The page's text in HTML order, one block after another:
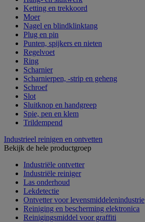
Ketting en trekkoord
Moer
Nagel en blindklinktang
Plug en pin
Punten, spijkers en nieten
Regelvoet
Ring
Scharnier
Scharnierpen, -strip en geheng
Schroef
Slot
Sluitknop en handgreep
Spie, pen en klem
Trildempend
Industrieel reinigen en ontvetten
Bekijk de hele productgroep
Industriële ontvetter
Industriële reiniger
Las onderhoud
Lekdetectie
Ontvetter voor levensmiddelenindustrie
Reiniging en bescherming elektronica
Reinigingsmiddel voor graffiti